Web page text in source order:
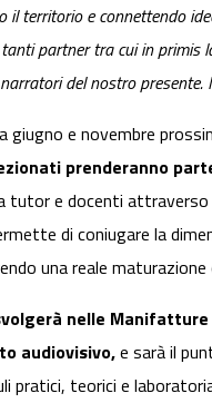
il territorio e connettendo
partner tra cui in primis
del nostro presente.
giugno e novembre
prenderanno
tutor e docenti attraverso
di coniugare la
una reale
nelle
audiovisivo,e sarà il
pratici, teorici e